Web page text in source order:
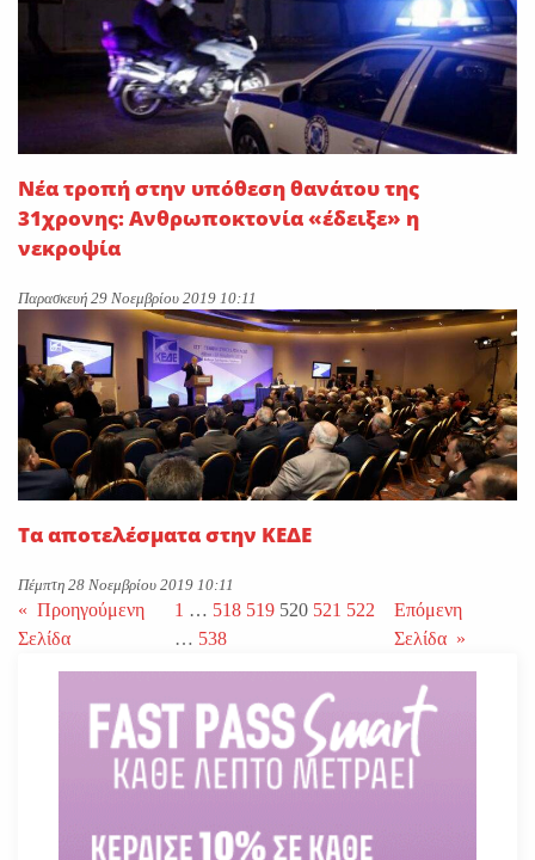
Νέα τροπή στην υπόθεση θανάτου της
31χρονης: Ανθρωποκτονία «έδειξε» η
νεκροψία
Παρασκευή 29 Νοεμβρίου 2019 10:11
Τα αποτελέσματα στην ΚΕΔΕ
Πέμπτη 28 Νοεμβρίου 2019 10:11
« Προηγούμενη
Σελίδα
1 … 518 519 520 521 522
… 538
Επόμενη
Σελίδα »